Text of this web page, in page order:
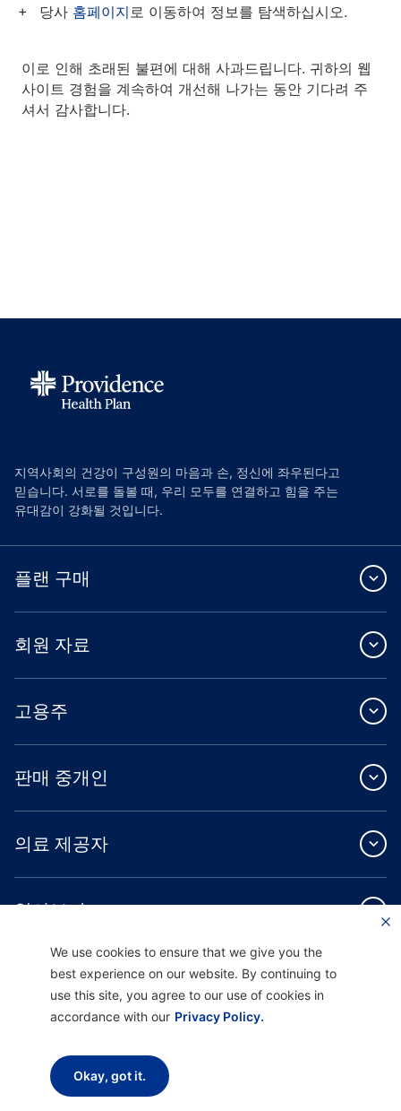
당사 홈페이지로 이동하여 정보를 탐색하십시오.
이로 인해 초래된 불편에 대해 사과드립니다. 귀하의 웹
사이트 경험을 계속하여 개선해 나가는 동안 기다려 주
셔서 감사합니다.
지역사회의 건강이 구성원의 마음과 손, 정신에 좌우된다고
믿습니다. 서로를 돌볼 때, 우리 모두를 연결하고 힘을 주는
유대감이 강화될 것입니다.
플랜 구매
회원 자료
고용주
판매 중개인
의료 제공자
알아보기
제공합니다.
Providence Health Assurance는 Medicare 및 Oregon Health Plan 계약을 체결한
HMO, HMO-POS 및 HMO SNP입니다. Providence Health Assurance에 가입하는 것
은 계약 갱신에 따라 달라집니다.
We use cookies to ensure that we give you the
best experience on our website. By continuing to
use this site, you agree to our use of cookies in
accordance with our Privacy Policy.
Okay, got it.